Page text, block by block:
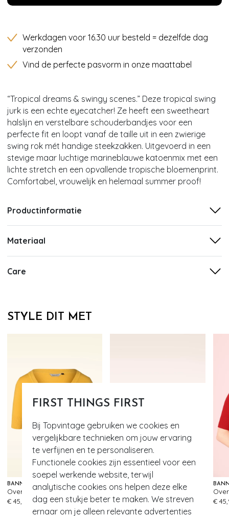
FIRST THINGS FIRST
Bij Topvintage gebruiken we cookies en
vergelijkbare technieken om jouw ervaring
te verfijnen en te personaliseren.
Functionele cookies zijn essentieel voor een
soepel werkende website, terwijl
analytische cookies ons helpen deze elke
dag een stukje beter te maken. We streven
ernaar om je alleen relevante advertenties
Werkdagen voor 16.30 uur besteld = dezelfde dag
verzonden
Vind de perfecte pasvorm in onze maattabel
“Tropical dreams & swingy scenes.” Deze tropical swing
jurk is een echte eyecatcher! Ze heeft een sweetheart
halslijn en verstelbare schouderbandjes voor een
perfecte fit en loopt vanaf de taille uit in een zwierige
swing rok mét handige steekzakken. Uitgevoerd in een
stevige maar luchtige marineblauwe katoenmix met een
lichte stretch en een opvallende tropische bloemenprint.
Comfortabel, vrouwelijk en helemaal summer proof!
Productinformatie
Materiaal
Care
STYLE DIT MET
BANNED RETRO
Overload vest in mosterd
€ 45,95
725
- 60%
TAMARIS
Casa Riviera sleehakken in terracotta
€ 79,95 € 31,95 €